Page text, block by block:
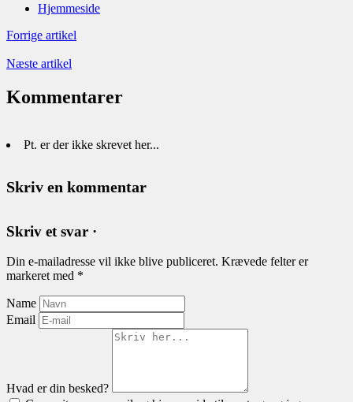
Hjemmeside
Forrige artikel
Næste artikel
Kommentarer
Pt. er der ikke skrevet her...
Skriv en kommentar
Skriv et svar ·
Din e-mailadresse vil ikke blive publiceret. Krævede felter er
markeret med *
Name
Email
Hvad er din besked?